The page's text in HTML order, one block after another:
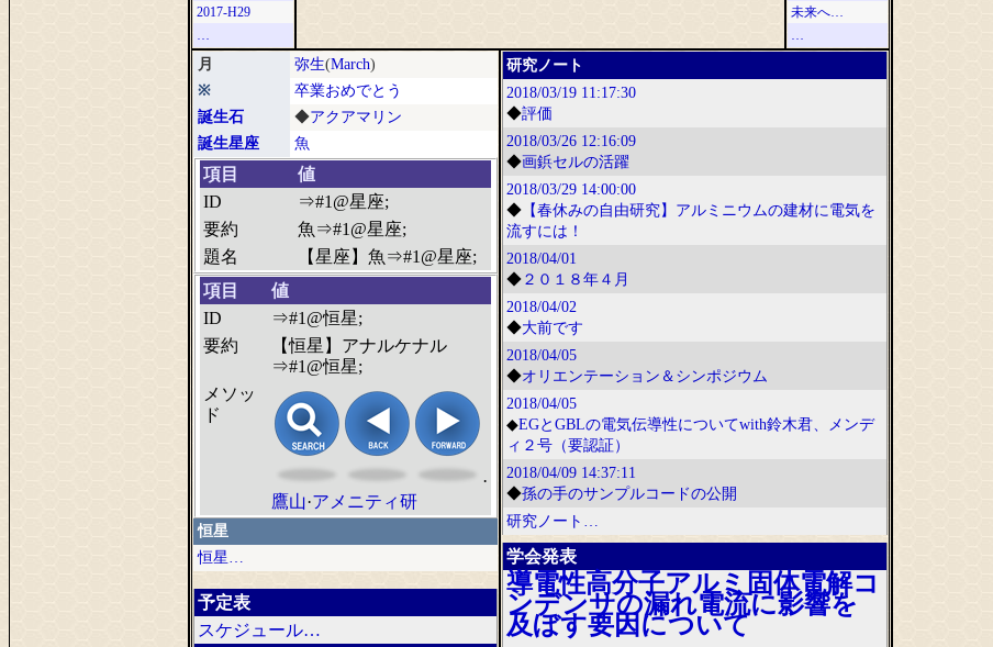
2017-H29
…
未来へ…
…
月 弥生(March)
※
卒業おめでとう
誕生石
◆アクアマリン
誕生星座
魚
項目
値
ID
⇒#1@星座;
要約
魚⇒#1@星座;
題名
【星座】魚⇒#1@星座;
項目
値
ID
⇒#1@恒星;
要約
【恒星】アナルケナル
⇒#1@恒星;
メソッ
ド
·
鷹山·アメニティ研
恒星
恒星…
予定表
スケジュール…
研究ノート
2018/03/19 11:17:30
◆評価
2018/03/26 12:16:09
◆画鋲セルの活躍
2018/03/29 14:00:00
◆ 【春休みの自由研究】アルミニウムの建材に電気を
流すには！
2018/04/01
◆ ２０１８年４月
2018/04/02
◆大前です
2018/04/05
◆オリエンテーション＆シンポジウム
2018/04/05
◆EGとGBLの電気伝導性についてwith鈴木君、メンデ
ィ２号（要認証）
2018/04/09 14:37:11
◆孫の手のサンプルコードの公開
研究ノート…
学会発表
導電性高分子アルミ固体電解コ
ンデンサの漏れ電流に影響を
及ぼす要因について